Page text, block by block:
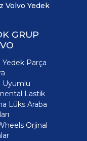
Volvo Yedek
GRUP
Yedek Parça
Uyumlu
Lastik
Lüks Araba
Orjinal